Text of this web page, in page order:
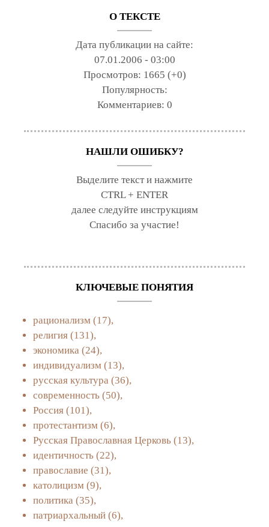
О ТЕКСТЕ
Дата публикации на сайте:
07.01.2006 - 03:00
Просмотров: 1665 (+0)
Популярность:
Комментариев: 0
НАШЛИ ОШИБКУ?
Выделите текст и нажмите
CTRL + ENTER
далее следуйте инструкциям
Спасибо за участие!
КЛЮЧЕВЫЕ ПОНЯТИЯ
рационализм (17),
религия (131),
экономика (24),
индивидуализм (13),
русская культура (36),
современность (50),
Россия (101),
протестантизм (6),
Русская Православная Церковь (13),
идентичность (22),
православие (31),
католицизм (9),
политика (35),
патриархальный (6),